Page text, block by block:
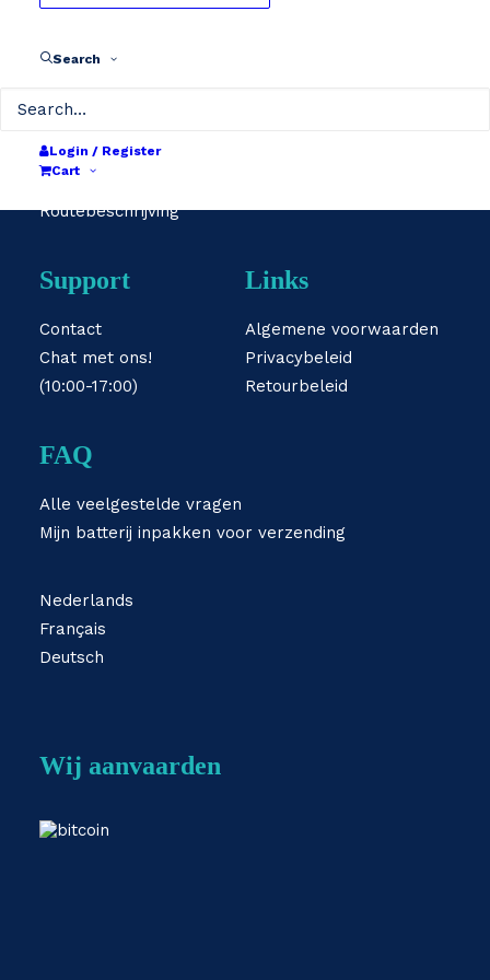
Search
Login / Register
Cart
052/719 918
Puursesteenweg 351
2880 Bornem
Routebeschrijving
Support
Contact
Chat met ons!
(10:00-17:00)
Links
Algemene voorwaarden
Privacybeleid
Retourbeleid
FAQ
Alle veelgestelde vragen
Mijn batterij inpakken voor verzending
Nederlands
Français
Deutsch
Wij aanvaarden